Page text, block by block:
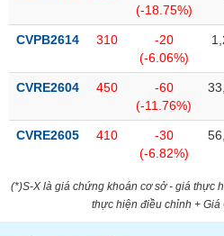
(-18.75%)
CVPB2614 310
-20
(-6.06%)
CVRE2604 450
-60
(-11.76%)
CVRE2605 410
-30
(-6.82%)
(*)S-X là giá chứng khoán cơ sở - giá thực
thực hiện điều chỉnh + Giá